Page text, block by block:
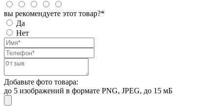
вы рекомендуете этот товар?*
Да
Нет
Добавьте фото товара:
до 5 изображений в формате PNG, JPEG, до 15 мБ